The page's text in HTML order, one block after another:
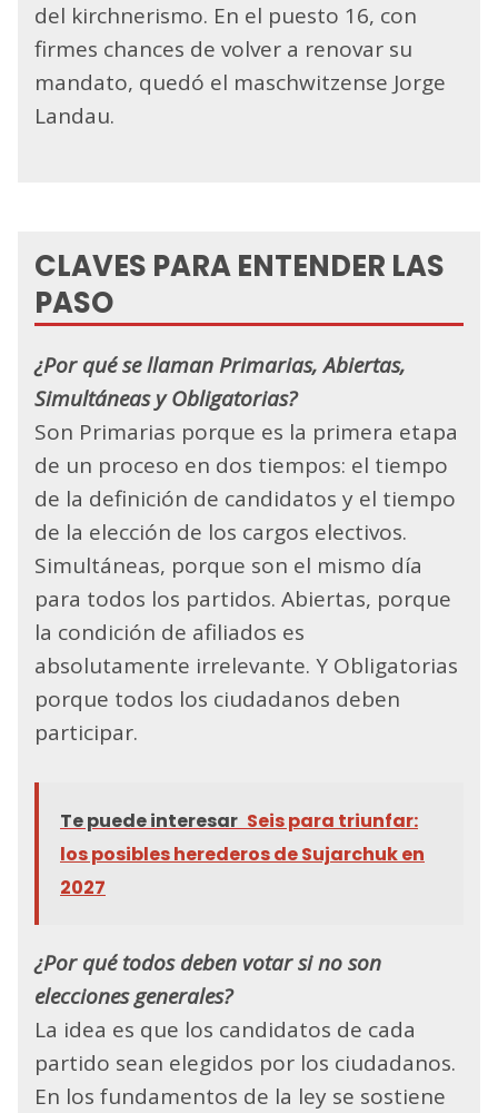
del kirchnerismo. En el puesto 16, con
firmes chances de volver a renovar su
mandato, quedó el maschwitzense Jorge
Landau.
CLAVES PARA ENTENDER LAS
PASO
¿Por qué se llaman Primarias, Abiertas,
Simultáneas y Obligatorias?
Son Primarias porque es la primera etapa
de un proceso en dos tiempos: el tiempo
de la definición de candidatos y el tiempo
de la elección de los cargos electivos.
Simultáneas, porque son el mismo día
para todos los partidos. Abiertas, porque
la condición de afiliados es
absolutamente irrelevante. Y Obligatorias
porque todos los ciudadanos deben
participar.
Te puede interesar Seis para triunfar:
los posibles herederos de Sujarchuk en
2027
¿Por qué todos deben votar si no son
elecciones generales?
La idea es que los candidatos de cada
partido sean elegidos por los ciudadanos.
En los fundamentos de la ley se sostiene